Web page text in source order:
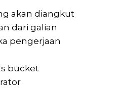
akan diangkut
dari galian
pengerjaan
bucket